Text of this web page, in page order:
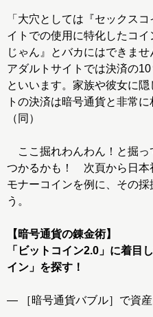
「大穴としては『セックス
イトでの使用に特化したコイ
じゃん』とバカにはできま
アダルトサイトでは決済の
といいます。家族や彼女に隠
トの決済は暗号通貨と非常に
（同）
ここ掘れわんわん！と掘っ
つかるかも！ 次頁から日本
モナーコインを例に、その採
う。
【暗号通貨の錬金術】
「ビットコイン2.0」に着目
イン」を探す！
― ［暗号通貨バブル］で資